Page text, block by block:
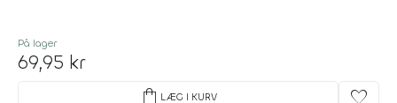
På lager
69,95 kr
shopping_bag LÆG I KURV favorite